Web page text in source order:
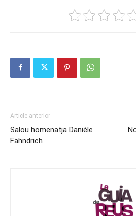
Article anterior
Salou homenatja Danièle
Fähndrich